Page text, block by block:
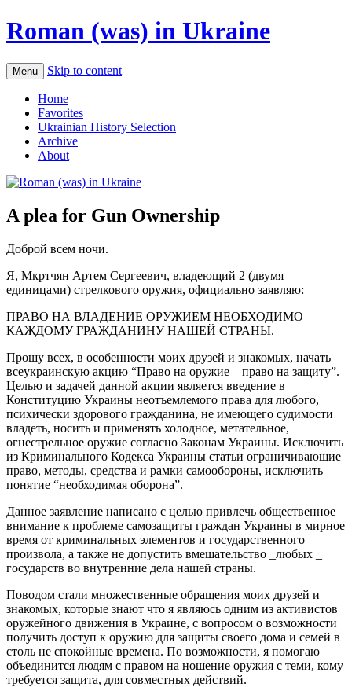
Roman (was) in Ukraine
Menu Skip to content
Home
Favorites
Ukrainian History Selection
Archive
About
A plea for Gun Ownership
Доброй всем ночи.
Я, Мкртчян Артем Сергеевич, владеющий 2 (двумя
единицами) стрелкового оружия, официально заявляю:
ПРАВО НА ВЛАДЕНИЕ ОРУЖИЕМ НЕОБХОДИМО
КАЖДОМУ ГРАЖДАНИНУ НАШЕЙ СТРАНЫ.
Прошу всех, в особенности моих друзей и знакомых, начать
всеукраинскую акцию “Право на оружие – право на защиту”.
Целью и задачей данной акции является введение в
Конституцию Украины неотъемлемого права для любого,
психически здорового гражданина, не имеющего судимости
владеть, носить и применять холодное, метательное,
огнестрельное оружие согласно Законам Украины. Исключить
из Криминального Кодекса Украины статьи ограничивающие
право, методы, средства и рамки самообороны, исключить
понятие “необходимая оборона”.
Данное заявление написано с целью привлечь общественное
внимание к проблеме самозащиты граждан Украины в мирное
время от криминальных элементов и государственного
произвола, а также не допустить вмешательство _любых _
государств во внутренние дела нашей страны.
Поводом стали множественные обращения моих друзей и
знакомых, которые знают что я являюсь одним из активистов
оружейного движения в Украине, с вопросом о возможности
получить доступ к оружию для защиты своего дома и семей в
столь не спокойные времена. По возможности, я помогаю
объединится людям с правом на ношение оружия с теми, кому
требуется защита, для совместных действий.